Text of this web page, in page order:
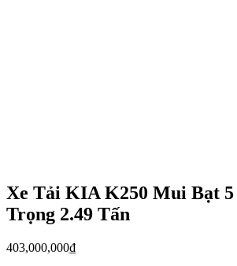
Xe Tải KIA K250 Mui Bạt 5
Trọng 2.49 Tấn
403,000,000₫